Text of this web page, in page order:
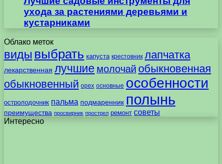
ухода за растениями деревьями и
кустарниками
Облако меток
виды выбрать капуста крестовник лапчатка
лекарственная лучшие молочай обыкновенная
обыкновенный орех основные особенности
остролодочник пальма подмаренник полынь
преимущества просвирник прострел ремонт советы
Интересно